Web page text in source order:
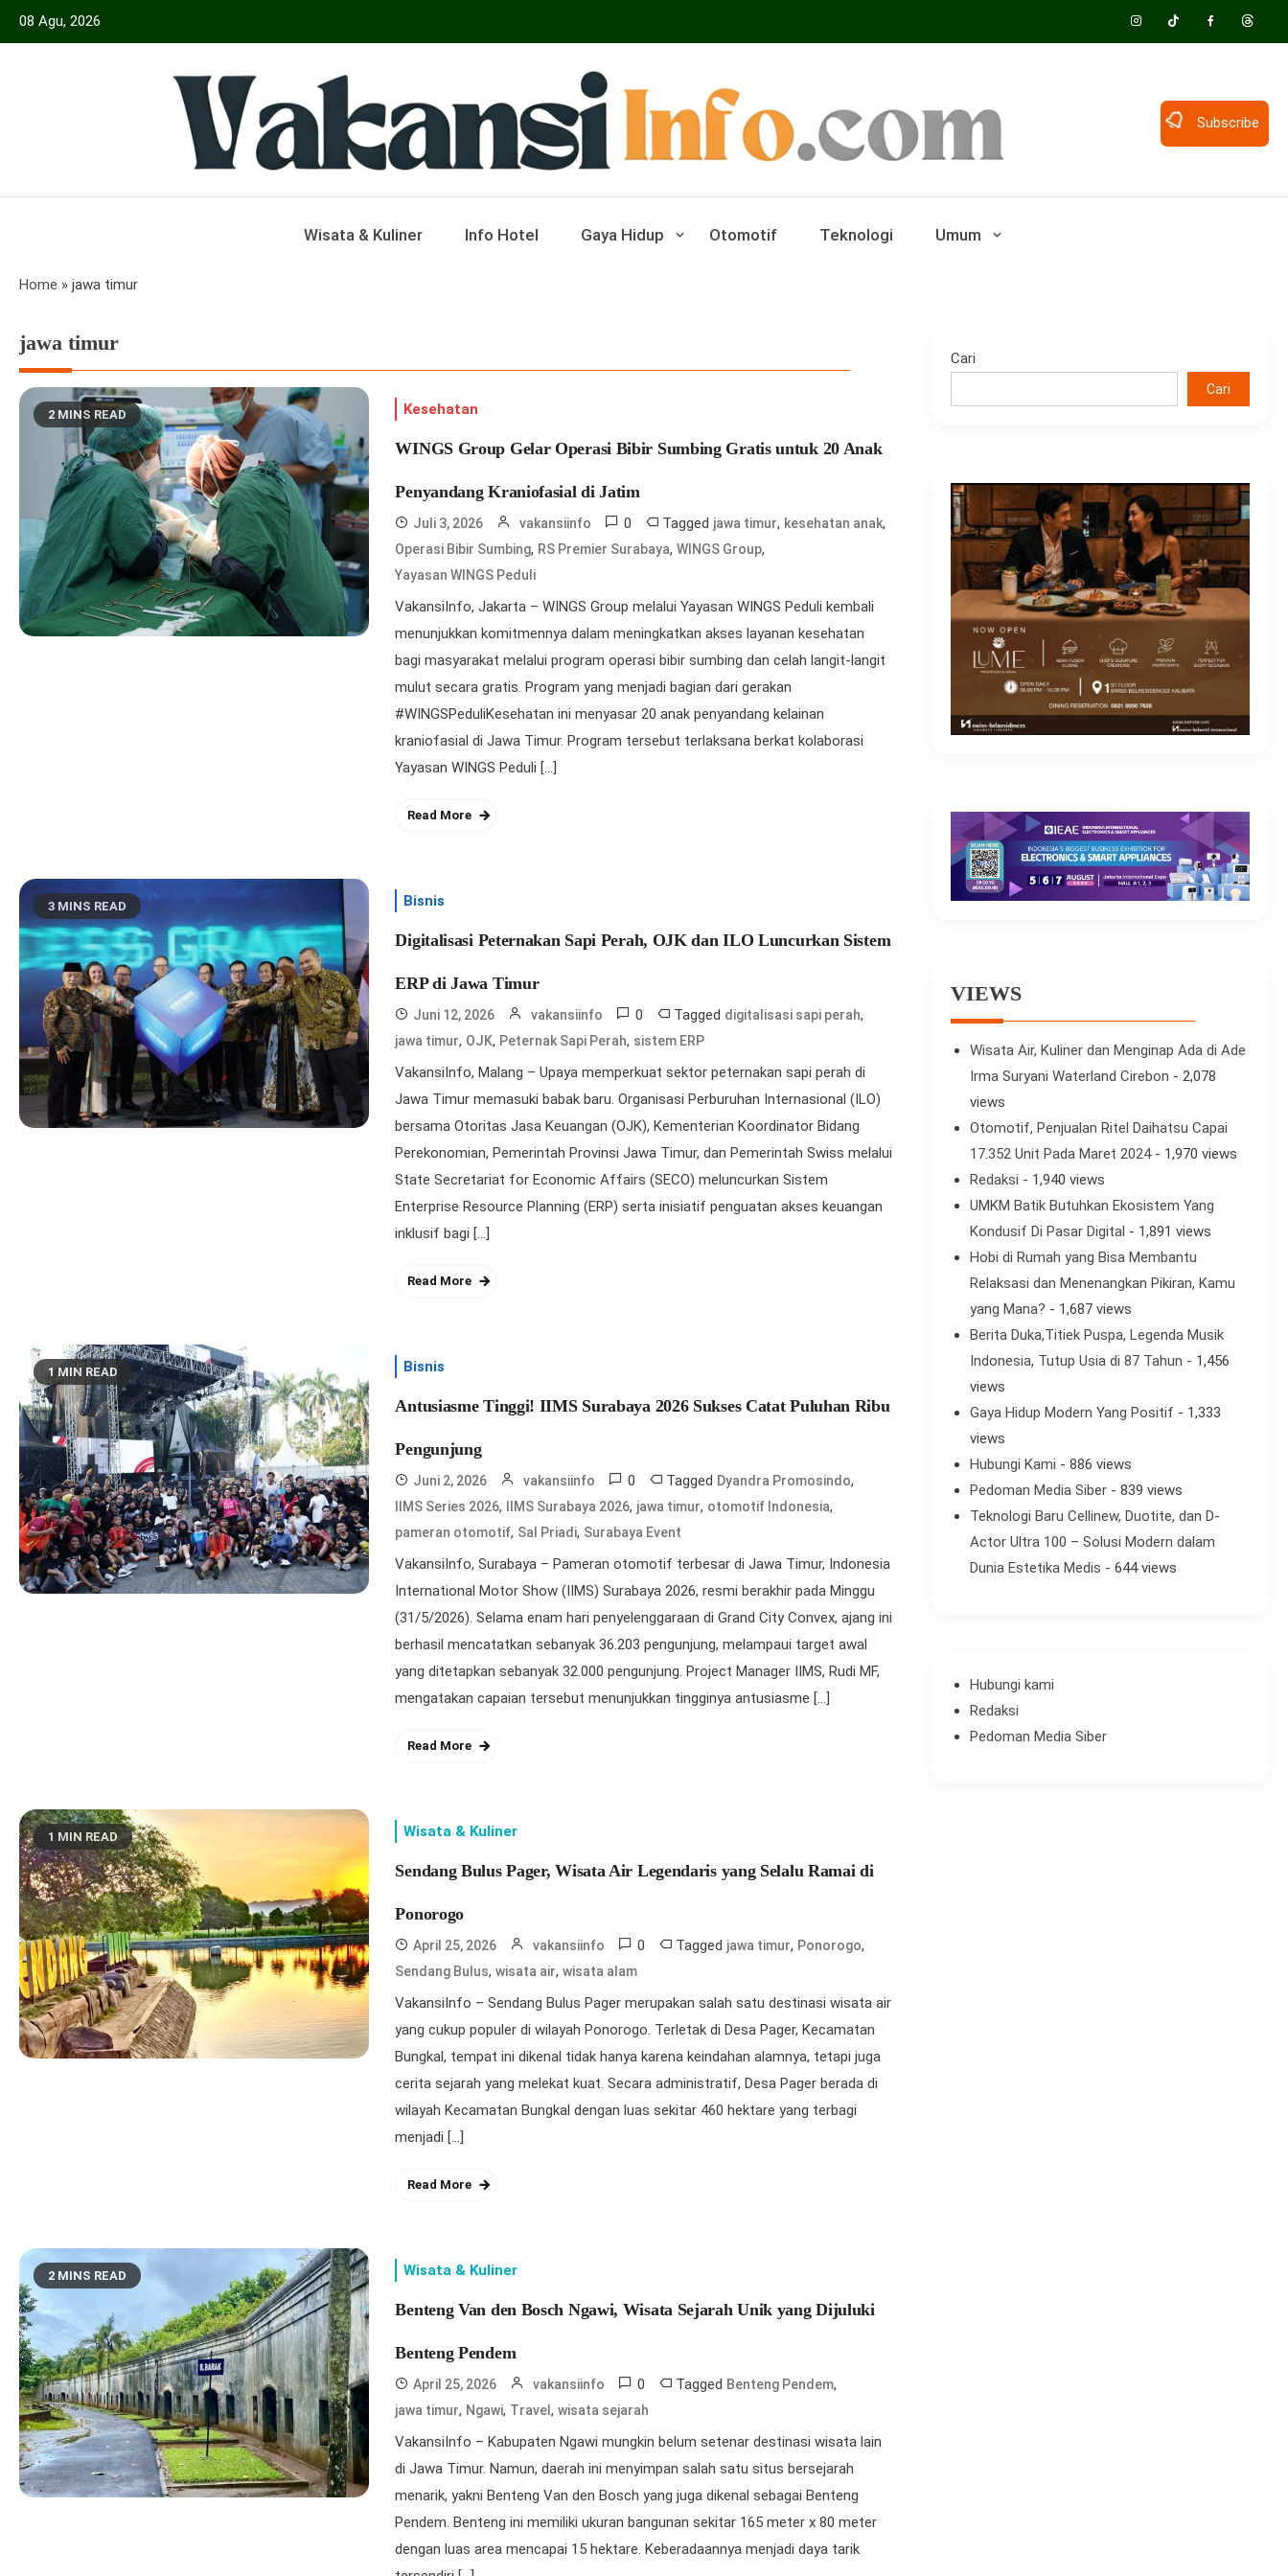
Skip
08 Agu, 2026
Vakansiinfo
Subscribe
Wisata & Kuliner Info Hotel Gaya Hidup Otomotif Teknologi Umum
Home » jawa timur
jawa timur
2 MINS READ Kesehatan
WINGS Group Gelar Operasi Bibir Sumbing Gratis untuk 20 Anak
Penyandang Kraniofasial di Jatim
Juli 3, 2026 vakansiinfo 0 Tagged jawa timur, kesehatan anak,
Operasi Bibir Sumbing, RS Premier Surabaya,WINGS Group,
Yayasan WINGS Peduli
VakansiInfo, Jakarta – WINGS Group melalui Yayasan WINGS Peduli kembali
menunjukkan komitmennya dalam meningkatkan akses layanan kesehatan
bagi masyarakat melalui program operasi bibir sumbing dan celah langit-langit
mulut secara gratis. Program yang menjadi bagian dari gerakan
#WINGSPeduliKesehatan ini menyasar 20 anak penyandang kelainan
kraniofasial di Jawa Timur. Program tersebut terlaksana berkat kolaborasi
Yayasan WINGS Peduli […]
Read More
3 MINS READ Bisnis
Digitalisasi Peternakan Sapi Perah, OJK dan ILO Luncurkan Sistem
ERP di Jawa Timur
Juni 12, 2026 vakansiinfo 0 Tagged digitalisasi sapi perah,
jawa timur, OJK, Peternak Sapi Perah, sistem ERP
VakansiInfo, Malang – Upaya memperkuat sektor peternakan sapi perah di
Jawa Timur memasuki babak baru. Organisasi Perburuhan Internasional (ILO)
bersama Otoritas Jasa Keuangan (OJK), Kementerian Koordinator Bidang
Perekonomian, Pemerintah Provinsi Jawa Timur, dan Pemerintah Swiss melalui
State Secretariat for Economic Affairs (SECO) meluncurkan Sistem
Enterprise Resource Planning (ERP) serta inisiatif penguatan akses keuangan
inklusif bagi […]
Read More
1 MIN READ Bisnis
Antusiasme Tinggi! IIMS Surabaya 2026 Sukses Catat Puluhan Ribu
Pengunjung
Juni 2, 2026 vakansiinfo 0 Tagged Dyandra Promosindo,
IIMS Series 2026, IIMS Surabaya 2026, jawa timur, otomotif Indonesia,
pameran otomotif, Sal Priadi, Surabaya Event
VakansiInfo, Surabaya – Pameran otomotif terbesar di Jawa Timur, Indonesia
International Motor Show (IIMS) Surabaya 2026, resmi berakhir pada Minggu
(31/5/2026). Selama enam hari penyelenggaraan di Grand City Convex, ajang ini
berhasil mencatatkan sebanyak 36.203 pengunjung, melampaui target awal
yang ditetapkan sebanyak 32.000 pengunjung. Project Manager IIMS, Rudi MF,
mengatakan capaian tersebut menunjukkan tingginya antusiasme […]
Read More
1 MIN READ Wisata & Kuliner
Sendang Bulus Pager, Wisata Air Legendaris yang Selalu Ramai di
Ponorogo
April 25, 2026 vakansiinfo 0 Tagged jawa timur, Ponorogo,
Sendang Bulus,wisata air,wisata alam
VakansiInfo – Sendang Bulus Pager merupakan salah satu destinasi wisata air
yang cukup populer di wilayah Ponorogo. Terletak di Desa Pager, Kecamatan
Bungkal, tempat ini dikenal tidak hanya karena keindahan alamnya, tetapi juga
cerita sejarah yang melekat kuat. Secara administratif, Desa Pager berada di
wilayah Kecamatan Bungkal dengan luas sekitar 460 hektare yang terbagi
menjadi […]
Read More
2 MINS READ Wisata & Kuliner
Benteng Van den Bosch Ngawi, Wisata Sejarah Unik yang Dijuluki
Benteng Pendem
April 25, 2026 vakansiinfo 0 Tagged Benteng Pendem,
jawa timur, Ngawi, Travel,wisata sejarah
VakansiInfo – Kabupaten Ngawi mungkin belum setenar destinasi wisata lain
di Jawa Timur. Namun, daerah ini menyimpan salah satu situs bersejarah
menarik, yakni Benteng Van den Bosch yang juga dikenal sebagai Benteng
Pendem. Benteng ini memiliki ukuran bangunan sekitar 165 meter x 80 meter
dengan luas area mencapai 15 hektare. Keberadaannya menjadi daya tarik
Cari
Cari
VIEWS
Wisata Air, Kuliner dan Menginap Ada di Ade
Irma Suryani Waterland Cirebon - 2,078
views
Otomotif, Penjualan Ritel Daihatsu Capai
17.352 Unit Pada Maret 2024- 1,970 views
Redaksi - 1,940 views
UMKM Batik Butuhkan Ekosistem Yang
Kondusif Di Pasar Digital - 1,891 views
Hobi di Rumah yang Bisa Membantu
Relaksasi dan Menenangkan Pikiran, Kamu
yang Mana? - 1,687 views
Berita Duka,Titiek Puspa, Legenda Musik
Indonesia, Tutup Usia di 87 Tahun - 1,456
views
Gaya Hidup Modern Yang Positif - 1,333
views
Hubungi Kami - 886 views
Pedoman Media Siber- 839 views
Teknologi Baru Cellinew, Duotite, dan D-
Actor Ultra 100 – Solusi Modern dalam
Dunia Estetika Medis - 644 views
Hubungi kami
Redaksi
Pedoman Media Siber